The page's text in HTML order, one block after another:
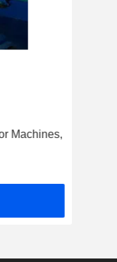
Machines,